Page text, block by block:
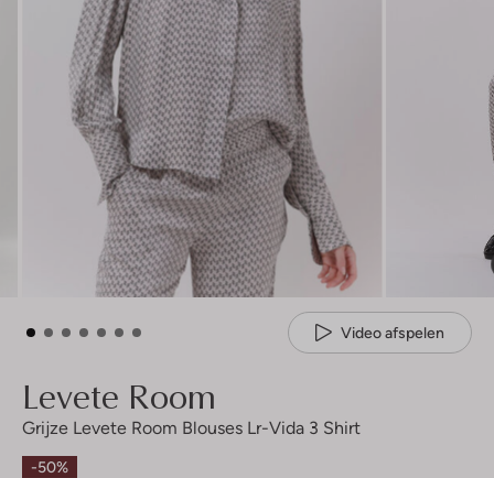
Video afspelen
Levete Room
Grijze Levete Room Blouses Lr-Vida 3 Shirt
-50%